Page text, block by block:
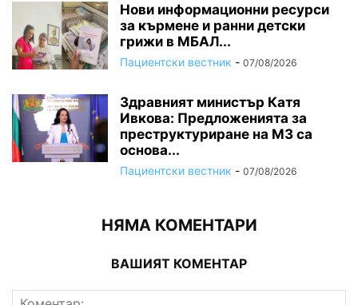
Нови информационни ресурси
за кърмене и ранни детски
грижи в МБАЛ...
Пациентски вестник - 07/08/2026
Здравният министър Катя
Ивкова: Предложенията за
преструктуриране на МЗ са
основа...
Пациентски вестник - 07/08/2026
НЯМА КОМЕНТАРИ
ВАШИЯТ КОМЕНТАР